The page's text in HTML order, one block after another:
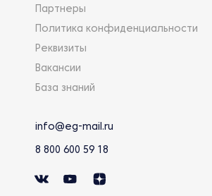
Партнеры
Политика конфиденциальности
Реквизиты
Вакансии
База знаний
info@eg-mail.ru
8 800 600 59 18